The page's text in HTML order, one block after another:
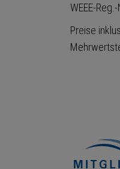
WEEE-
Preise